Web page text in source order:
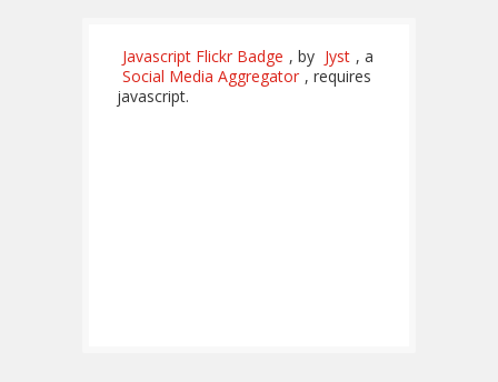
Javascript Flickr Badge , by Jyst , a
Social Media Aggregator , requires
javascript.